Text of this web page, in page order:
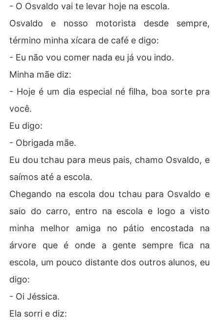
- O Osvaldo vai te levar hoje na escola.
Osvaldo e nosso motorista desde sempre,
término minha xícara de café e digo:
- Eu não vou comer nada eu já vou indo.
Minha mãe diz:
- Hoje é um dia especial né filha, boa sorte pra
você.
Eu digo:
- Obrigada mãe.
Eu dou tchau para meus pais, chamo Osvaldo, e
saímos até a escola.
Chegando na escola dou tchau para Osvaldo e
saio do carro, entro na escola e logo a visto
minha melhor amiga no pátio encostada na
árvore que é onde a gente sempre fica na
escola, um pouco distante dos outros alunos, eu
digo:
- Oi Jéssica.
Ela sorri e diz: